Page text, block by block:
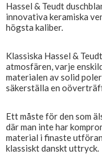
Hassel & Teudt
innovativa keramiska
högsta kaliber.
Klassiska Hassel &
atmosfären, varje
materialen av solid
säkerställa en
Ett måste för den som
där man inte har
material i finaste
klassiskt danskt uttryck.